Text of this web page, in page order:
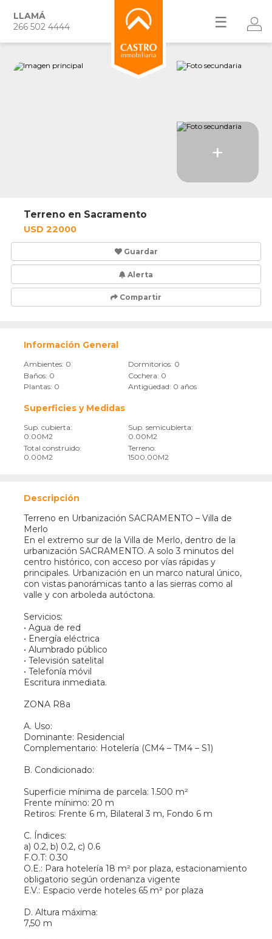
LLAMÁ
266 502 4444
☰
+
Terreno en Sacramento
USD 22000
Guardar
Alerta
Compartir
Información General
Ambientes: 0
Dormitorios: 0
Baños: 0
Cochera: 0
Plantas: 0
Antigüedad: 0 años
Superficies y Medidas
Sup. cubierta:
0.00M2
Sup. semicubierta:
0.00M2
Total construido:
0.00M2
Terreno:
1500.00M2
Descripción
Terreno en Urbanización SACRAMENTO – Villa de
Merlo
En el extremo sur de la Villa de Merlo, dentro de la
urbanización SACRAMENTO. A solo 3 minutos del
centro histórico, con acceso por vías rápidas y
principales. Urbanización en un marco natural único,
con vistas panorámicas tanto a las sierras como al
valle y con arboleda autóctona.
Servicios:
• Agua de red
• Energía eléctrica
• Alumbrado público
• Televisión satelital
• Telefonía móvil
Escritura inmediata.
ZONA R8a
A. Uso:
Dominante: Residencial
Complementario: Hotelería (CM4 – TM4 – S1)
B. Condicionado:
Superficie mínima de parcela: 1.500 m²
Frente mínimo: 20 m
Retiros: Frente 6 m, Bilateral 3 m, Fondo 6 m
C. Índices:
a) 0.2, b) 0.2, c) 0.6
F.O.T: 0.30
O.E.: Para hotelería 18 m² por plaza, estacionamiento
obligatorio según ordenanza vigente
E.V.: Espacio verde hoteles 65 m² por plaza
D. Altura máxima:
7,50 m